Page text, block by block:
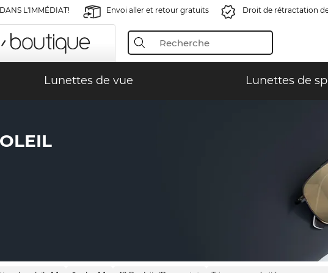
L'IMMÉDIAT! Envoi aller et retour gratuits Droit de rétractation
Lunettes de vue Lunettes de